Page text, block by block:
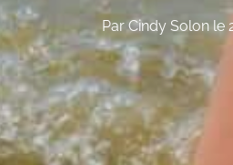
Par Cindy Solonle